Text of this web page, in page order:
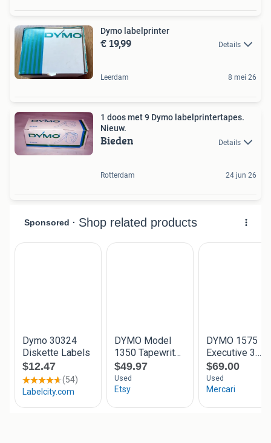
Dymo labelprinter
€ 19,99 Details
Leerdam 8 mei 26
1 doos met 9 Dymo labelprintertapes.
Nieuw.
Bieden Details
Rotterdam 24 jun 26